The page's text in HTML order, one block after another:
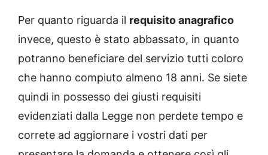
Per quanto riguarda il requisito anagrafico
invece, questo è stato abbassato, in quanto
potranno beneficiare del servizio tutti coloro
che hanno compiuto almeno 18 anni. Se siete
quindi in possesso dei giusti requisiti
evidenziati dalla Legge non perdete tempo e
correte ad aggiornare i vostri dati per